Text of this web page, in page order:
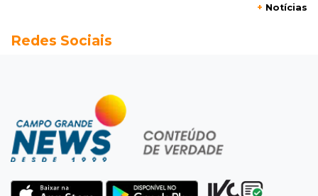
Granizo danifica telhados e plantações
Agregado
Inter perde para o Corinthians mas avança às
quartas da Copa do Brasil
Vitória goleia Athletico-PR por 4 a 0 e avança
+ Notícias
Redes Sociais